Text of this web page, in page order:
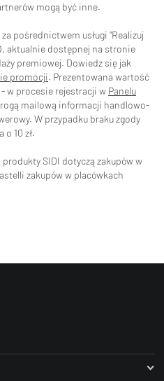
mogą być inne.
pośrednictwem usługi "Realizuj
aktualnie dostępnej na stronie
premiowej. Dowiedz się jak
promocji. Prezentowana wartość
w procesie rejestracji w Panelu
mailową informacji handlowo-
W przypadku braku zgody
10 zł.
produkty SIDI dotyczą zakupów w
zakupów w placówkach